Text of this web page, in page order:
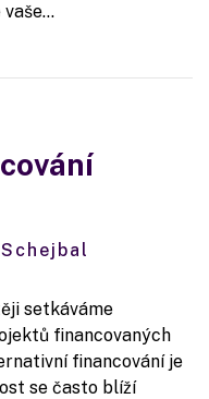
vaše…
setkáváme
financovaných
financování je
se často blíží